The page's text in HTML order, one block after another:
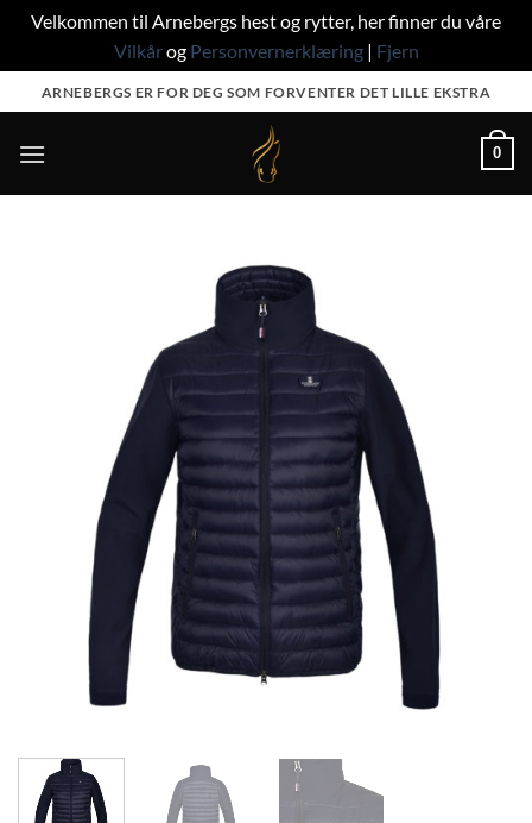
Velkommen til Arnebergs hest og rytter, her finner du våre
Vilkårog Personvernerklæring| Fjern
to
content
ARNEBERGS ER FOR DEG SOM FORVENTER DET LILLE EKSTRA
0